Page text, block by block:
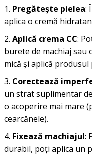
Pregătește pielea:
aplica o cremă
Aplică crema CC:
burete de machiaj sau
mică și aplică
Corectează
un strat suplimentar
o acoperire mai mare
cearcănele).
Fixează machiajul:
durabil, poți aplica un